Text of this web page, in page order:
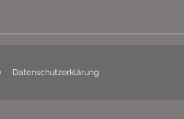
Datenschutzerklärung